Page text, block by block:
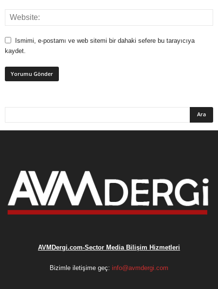
Ismimi, e-postamı ve web sitemi bir dahaki sefere bu tarayıcıya
kaydet.
AVMDergi.com-Sector Media Bilişim Hizmetleri
Bizimle iletişime geç: info@avmdergi.com